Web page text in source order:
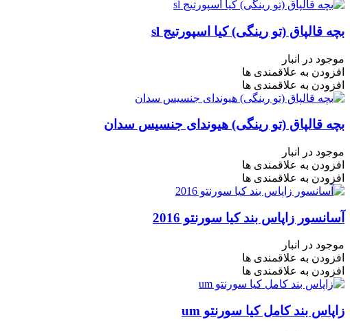
بچه قالپاق (تو رینگی) کیا اسپورتیج sl
موجود در انبار
افزودن به علاقمندی ها
افزودن به علاقمندی ها
بچه قالپاق (تو رینگی) هیوندای جنسیس سدان
موجود در انبار
افزودن به علاقمندی ها
افزودن به علاقمندی ها
آسانسور زاپاس بند کیا سورنتو 2016
موجود در انبار
افزودن به علاقمندی ها
افزودن به علاقمندی ها
زاپاس بند کامل کیا سورنتو um